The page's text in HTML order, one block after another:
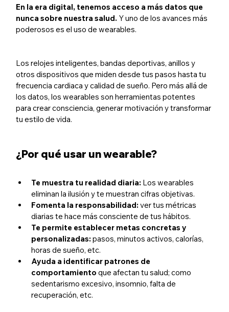
En la era digital, tenemos acceso a más datos que
nunca sobre nuestra salud. Y uno de los avances más
poderosos es el uso de wearables.
Los relojes inteligentes, bandas deportivas, anillos y
otros dispositivos que miden desde tus pasos hasta tu
frecuencia cardiaca y calidad de sueño. Pero más allá de
los datos, los wearables son herramientas potentes
para crear consciencia, generar motivación y transformar
tu estilo de vida.
¿Por qué usar un wearable?
Te muestra tu realidad diaria: Los wearables
eliminan la ilusión y te muestran cifras objetivas.
Fomenta la responsabilidad: ver tus métricas
diarias te hace más consciente de tus hábitos.
Te permite establecer metas concretas y
personalizadas: pasos, minutos activos, calorías,
horas de sueño, etc.
Ayuda a identificar patrones de
comportamiento que afectan tu salud; como
sedentarismo excesivo, insomnio, falta de
recuperación, etc.